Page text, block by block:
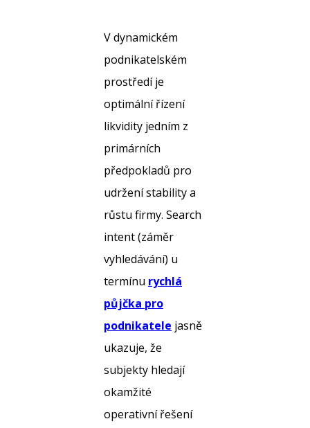
V dynamickém
podnikatelském
prostředí je
optimální řízení
likvidity jedním z
primárních
předpokladů pro
udržení stability a
růstu firmy. Search
intent (záměr
vyhledávání) u
termínu rychlá
půjčka pro
podnikatele jasně
ukazuje, že
subjekty hledají
okamžité
operativní řešení